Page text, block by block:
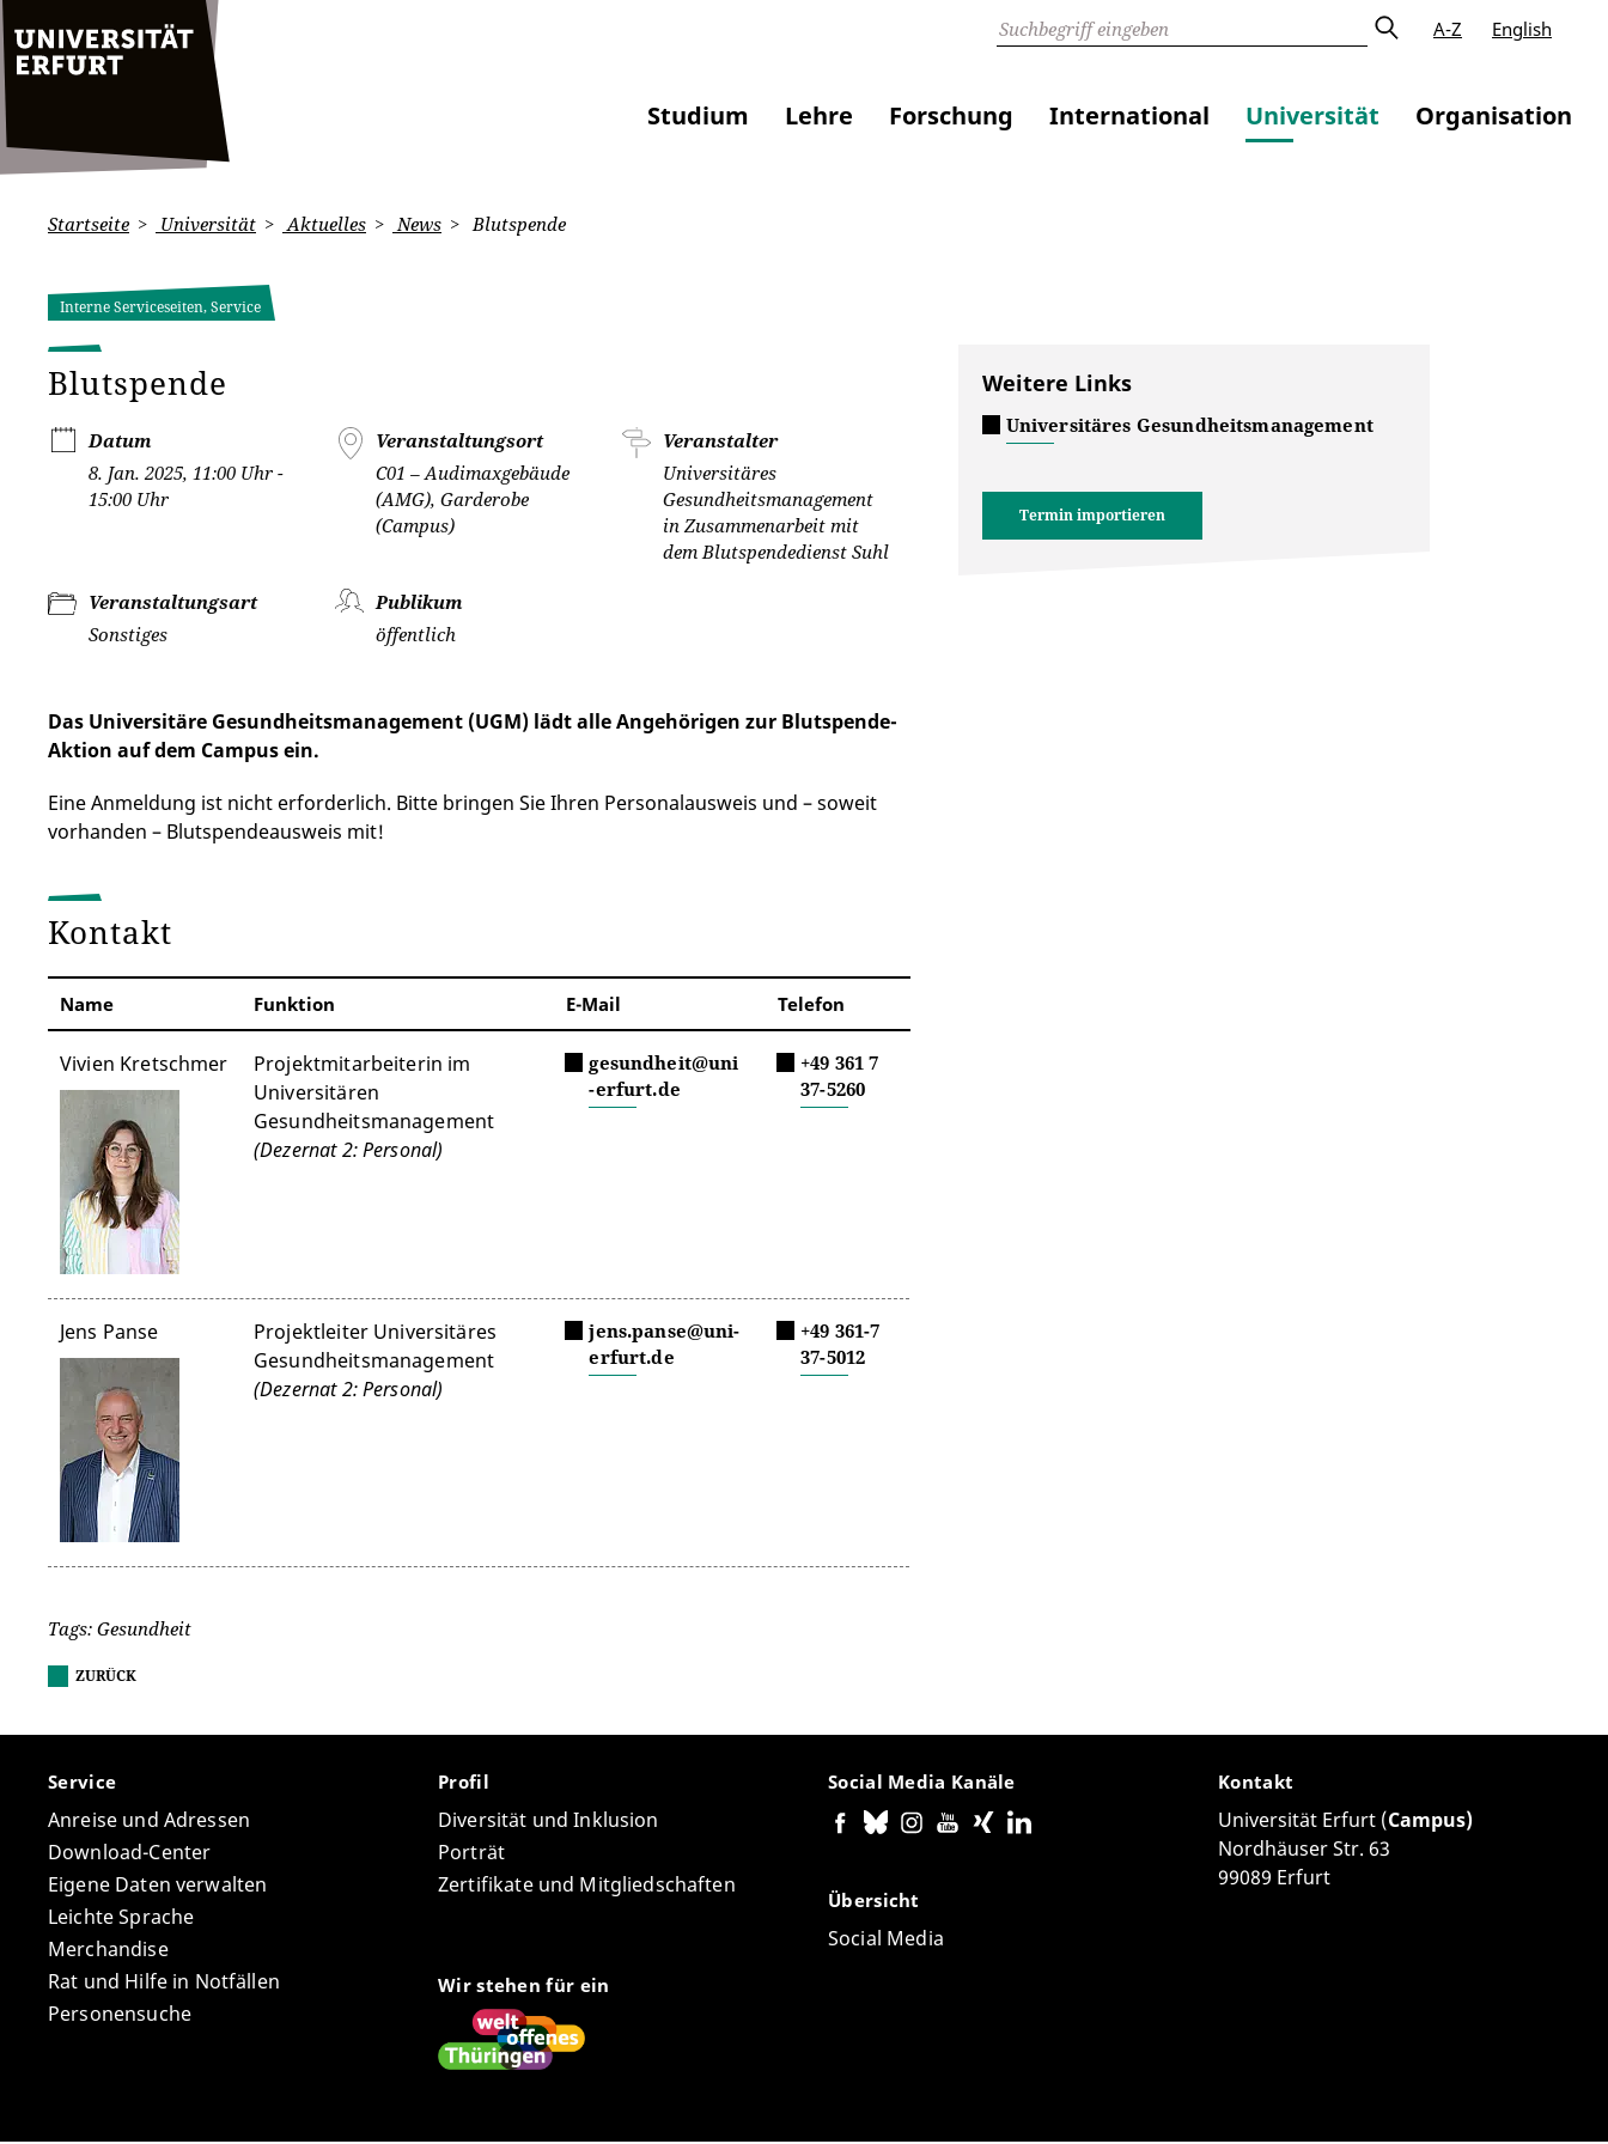
A-Z English
Studium Lehre Forschung International Universität Organisation
Startseite Universität Aktuelles News Blutspende
Interne Serviceseiten, Service
Blutspende
Datum
8. Jan. 2025, 11:00 Uhr -
15:00 Uhr
Veranstaltungsort
C01 – Audimaxgebäude
(AMG), Garderobe
(Campus)
Veranstalter
Universitäres
Gesundheitsmanagement
in Zusammenarbeit mit
dem Blutspendedienst Suhl
Veranstaltungsart
Sonstiges
Publikum
öffentlich
Das Universitäre Gesundheitsmanagement (UGM) lädt alle Angehörigen zur Blutspende-
Aktion auf dem Campus ein.
Eine Anmeldung ist nicht erforderlich. Bitte bringen Sie Ihren Personalausweis und – soweit
vorhanden – Blutspendeausweis mit!
Kontakt
Name Funktion E-Mail Telefon
Vivien Kretschmer
Projektmitarbeiterin im
Universitären
Gesundheitsmanagement
(Dezernat 2: Personal)
gesundheit@uni
-erfurt.de
+49 361 7
37-5260
Jens Panse
Projektleiter Universitäres
Gesundheitsmanagement
(Dezernat 2: Personal)
jens.panse@uni-
erfurt.de
+49 361-7
37-5012
Tags: Gesundheit
Weitere Links
Universitäres Gesundheitsmanagement
Termin importieren
ZURÜCK
Service
Anreise und Adressen
Download-Center
Eigene Daten verwalten
Leichte Sprache
Merchandise
Rat und Hilfe in Notfällen
Personensuche
Profil
Diversität und Inklusion
Porträt
Zertifikate und Mitgliedschaften
Wir stehen für ein
Social Media Kanäle
Übersicht
Social Media
Kontakt
Universität Erfurt (Campus)
Nordhäuser Str. 63
99089 Erfurt